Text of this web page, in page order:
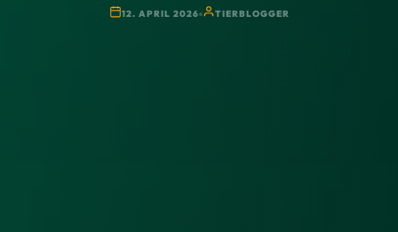
12. APRIL 2026 TIERBLOGGER